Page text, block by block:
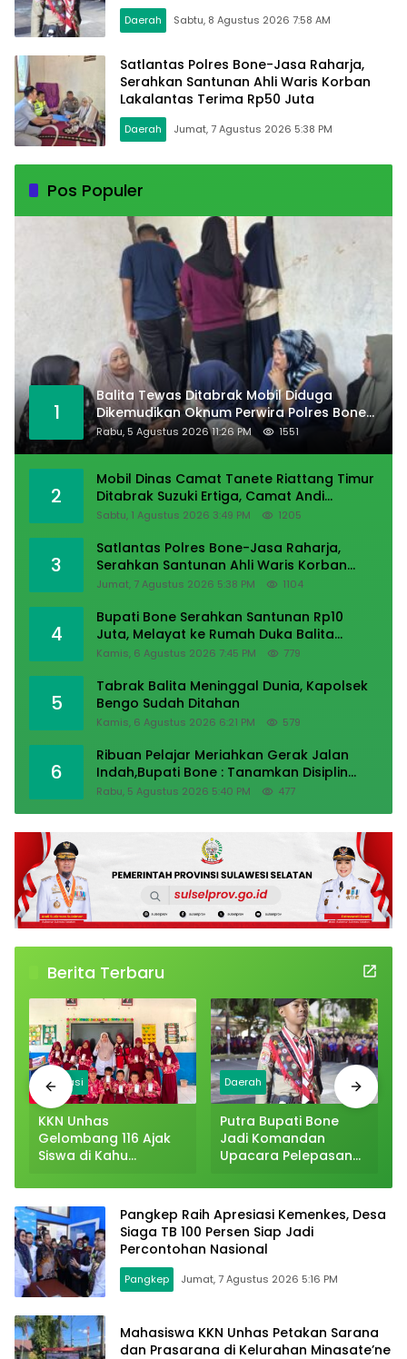
Daerah Sabtu, 8 Agustus 2026 7:58 AM
Satlantas Polres Bone-Jasa Raharja,
Serahkan Santunan Ahli Waris Korban
Lakalantas Terima Rp50 Juta
Daerah Jumat, 7 Agustus 2026 5:38 PM
Kabarta
Pos Populer
1
Balita Tewas Ditabrak Mobil Diduga
Dikemudikan Oknum Perwira Polres Bone
di Lokasi Gerak Jalan
Rabu, 5 Agustus 2026 11:26 PM 1551
2
Mobil Dinas Camat Tanete Riattang Timur
Ditabrak Suzuki Ertiga, Camat Andi
Habibie: Alhamdulillah Saya Baik-Baik Saja
Sabtu, 1 Agustus 2026 3:49 PM 1205
3
Satlantas Polres Bone-Jasa Raharja,
Serahkan Santunan Ahli Waris Korban
Lakalantas Terima Rp50 Juta
Jumat, 7 Agustus 2026 5:38 PM 1104
4
Bupati Bone Serahkan Santunan Rp10
Juta, Melayat ke Rumah Duka Balita
Korban Tabrak Oknum Polisi
Kamis, 6 Agustus 2026 7:45 PM 779
5
Tabrak Balita Meninggal Dunia, Kapolsek
Bengo Sudah Ditahan
Kamis, 6 Agustus 2026 6:21 PM 579
6
Ribuan Pelajar Meriahkan Gerak Jalan
Indah,Bupati Bone : Tanamkan Disiplin
Sejak Dini
Rabu, 5 Agustus 2026 5:40 PM 477
Berita Terbaru
Edukasi
KKN Unhas
Gelombang 116 Ajak
Siswa di Kahu
Rp1.000 Sehari
Daerah
Putra Bupati Bone
Jadi Komandan
Upacara Pelepasan
Nasional XII 2026
Pangkep Raih Apresiasi Kemenkes, Desa
Siaga TB 100 Persen Siap Jadi
Percontohan Nasional
Pangkep Jumat, 7 Agustus 2026 5:16 PM
Mahasiswa KKN Unhas Petakan Sarana
dan Prasarana di Kelurahan Minasate’ne